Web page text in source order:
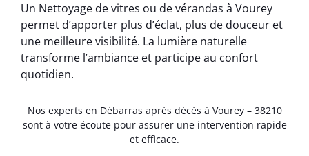
Un Nettoyage de vitres ou de vérandas à Vourey
permet d’apporter plus d’éclat, plus de douceur et
une meilleure visibilité. La lumière naturelle
transforme l’ambiance et participe au confort
quotidien.
Nos experts en Débarras après décès à Vourey – 38210
sont à votre écoute pour assurer une intervention rapide
et efficace.